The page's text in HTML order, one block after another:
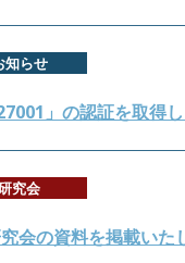
知らせ
」の認証を取得し
究会
の資料を掲載いた